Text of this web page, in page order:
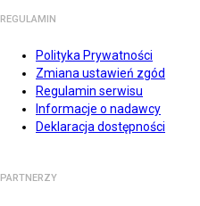
REGULAMIN
Polityka Prywatności
Zmiana ustawień zgód
Regulamin serwisu
Informacje o nadawcy
Deklaracja dostępności
PARTNERZY